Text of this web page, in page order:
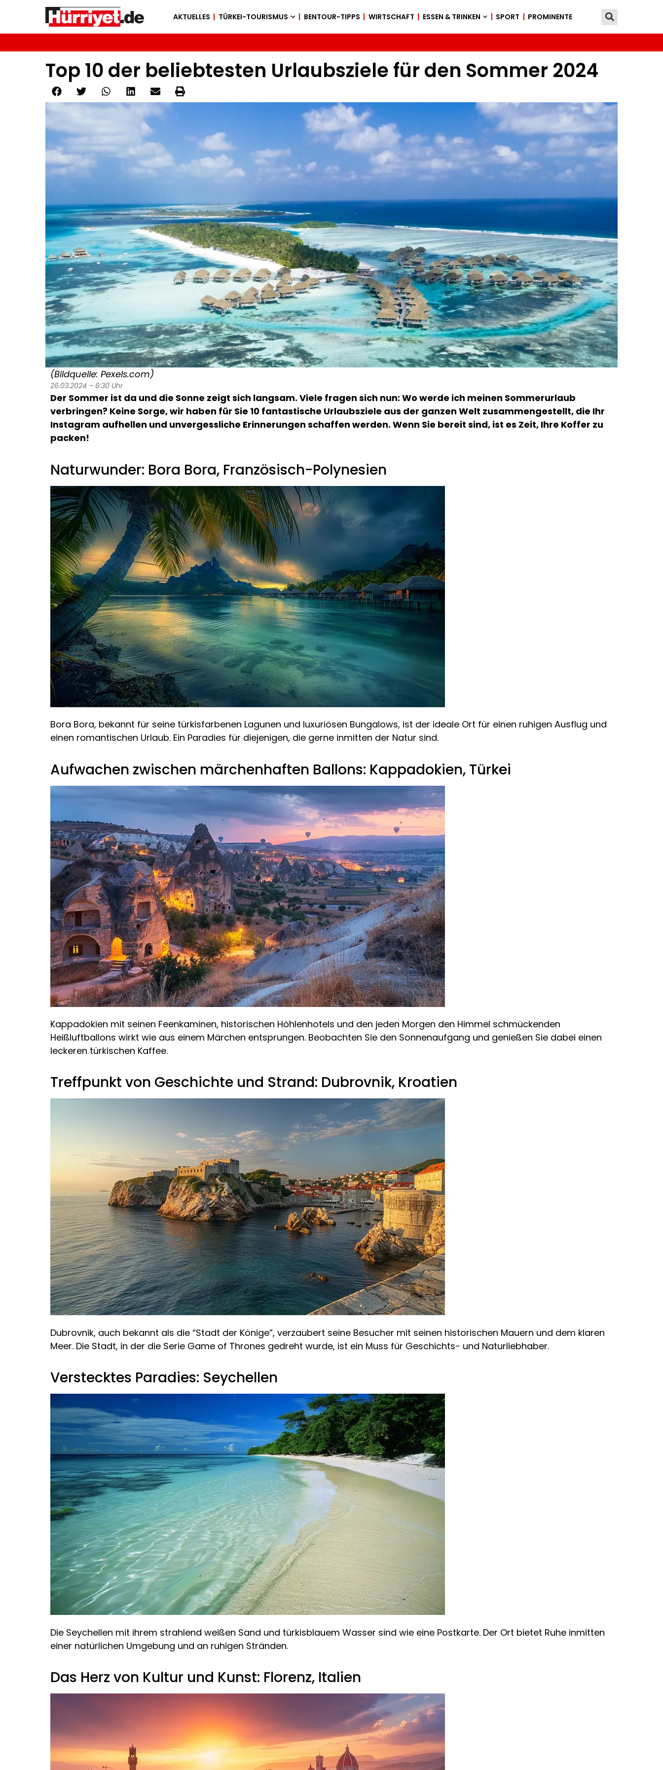
AKTUELLES TÜRKEI-TOURISMUS BENTOUR-TIPPS WIRTSCHAFT ESSEN & TRINKEN SPORT PROMINENTE
Top 10 der beliebtesten Urlaubsziele für den Sommer 2024
(Bildquelle: Pexels.com)
26.03.2024 – 6:30 Uhr
Der Sommer ist da und die Sonne zeigt sich langsam. Viele fragen sich nun: Wo werde ich meinen Sommerurlaub
verbringen? Keine Sorge, wir haben für Sie 10 fantastische Urlaubsziele aus der ganzen Welt zusammengestellt, die Ihr
Instagram aufhellen und unvergessliche Erinnerungen schaffen werden. Wenn Sie bereit sind, ist es Zeit, Ihre Koffer zu
packen!
Naturwunder: Bora Bora, Französisch-Polynesien
Bora Bora, bekannt für seine türkisfarbenen Lagunen und luxuriösen Bungalows, ist der ideale Ort für einen ruhigen Ausflug und
einen romantischen Urlaub. Ein Paradies für diejenigen, die gerne inmitten der Natur sind.
Aufwachen zwischen märchenhaften Ballons: Kappadokien, Türkei
Kappadokien mit seinen Feenkaminen, historischen Höhlenhotels und den jeden Morgen den Himmel schmückenden
Heißluftballons wirkt wie aus einem Märchen entsprungen. Beobachten Sie den Sonnenaufgang und genießen Sie dabei einen
leckeren türkischen Kaffee.
Treffpunkt von Geschichte und Strand: Dubrovnik, Kroatien
Dubrovnik, auch bekannt als die “Stadt der Könige”, verzaubert seine Besucher mit seinen historischen Mauern und dem klaren
Meer. Die Stadt, in der die Serie Game of Thrones gedreht wurde, ist ein Muss für Geschichts- und Naturliebhaber.
Verstecktes Paradies: Seychellen
Die Seychellen mit ihrem strahlend weißen Sand und türkisblauem Wasser sind wie eine Postkarte. Der Ort bietet Ruhe inmitten
einer natürlichen Umgebung und an ruhigen Stränden.
Das Herz von Kultur und Kunst: Florenz, Italien